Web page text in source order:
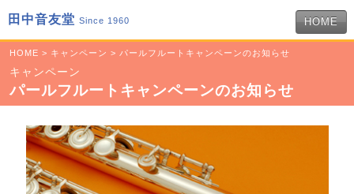
田中音友堂 Since 1960 HOME
HOME > キャンペーン > パールフルートキャンペーンのお知らせ
キャンペーン
パールフルートキャンペーンのお知らせ